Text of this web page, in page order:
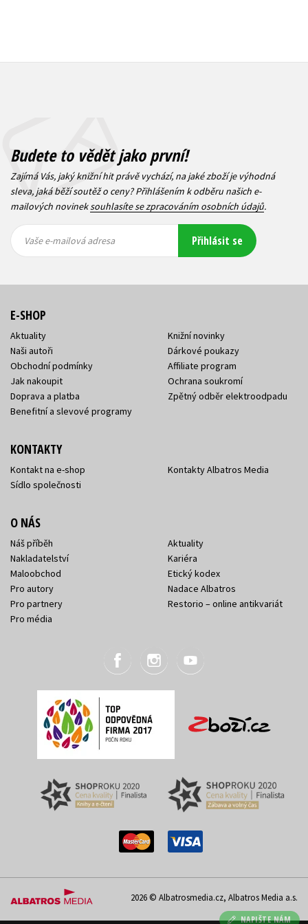
NAPIŠTE NÁM
Budete to vědět jako první!
Zajímá Vás, jaký knižní hit právě vychází, na jaké zboží je výhodná
sleva, jaká běží soutěž o ceny? Přihlášením k odběru našich e-
mailových novineksouhlasíte se zpracováním osobních údajů.
mailová
mailová
Vaše e-mailová adresa Přihlásit se
E-SHOP
Aktuality
Naši autoři
Obchodní podmínky
Jak nakoupit
Doprava a platba
Benefitní a slevové programy
Knižní novinky
Dárkové poukazy
Affiliate program
Ochrana soukromí
Zpětný odběr elektroodpadu
KONTAKTY
Kontakt na e-shop
Sídlo společnosti
Kontakty Albatros Media
O NÁS
Náš příběh
Nakladatelství
Maloobchod
Pro autory
Pro partnery
Pro média
Aktuality
Kariéra
Etický kodex
Nadace Albatros
Restorio – online antikvariát
2026 © Albatrosmedia.cz, Albatros Media a.s.